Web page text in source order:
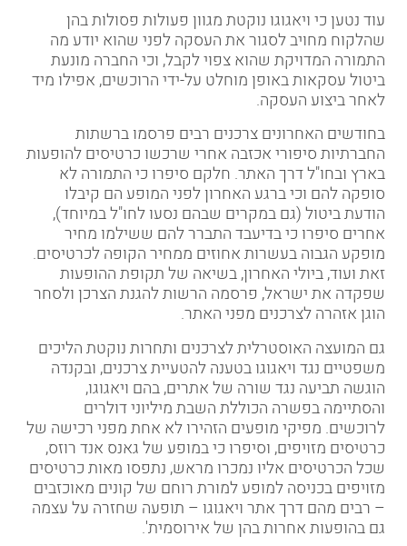
עוד נטען כי ויאגוגו נוקטת מגוון פעולות פסולות בהן
שהלקוח מחויב לסגור את העסקה לפני שהוא יודע מה
התמורה המדויקת שהוא צפוי לקבל, וכי החברה מונעת
ביטול עסקאות באופן מוחלט על-ידי הרוכשים, אפילו מיד
לאחר ביצוע העסקה.
בחודשים האחרונים צרכנים רבים פרסמו ברשתות
החברתיות סיפורי אכזבה אחרי שרכשו כרטיסים להופעות
בארץ ובחו"ל דרך האתר. חלקם סיפרו כי התמורה לא
סופקה להם וכי ברגע האחרון לפני המופע הם קיבלו
הודעת ביטול (גם במקרים שבהם נסעו לחו"ל במיוחד),
אחרים סיפרו כי בדיעבד התברר להם ששילמו מחיר
מופקע הגבוה בעשרות אחוזים ממחיר הקופה לכרטיסים.
זאת ועוד, ביולי האחרון, בשיאה של תקופת ההופעות
שפקדה את ישראל, פרסמה הרשות להגנת הצרכן ולסחר
הוגן אזהרה לצרכנים מפני האתר.
גם המועצה האוסטרלית לצרכנים ותחרות נוקטת הליכים
משפטיים נגד ויאגוגו בטענה להטעיית צרכנים, ובקנדה
הוגשה תביעה נגד שורה של אתרים, בהם ויאגוגו,
והסתיימה בפשרה הכוללת השבת מיליוני דולרים
לרוכשים. מפיקי מופעים הזהירו לא אחת מפני רכישה של
כרטיסים מזויפים, וסיפרו כי במופע של גאנס אנד רוזס,
שכל הכרטיסים אליו נמכרו מראש, נתפסו מאות כרטיסים
מזויפים בכניסה למופע למורת רוחם של קונים מאוכזבים
– רבים מהם דרך אתר ויאגוגו – תופעה שחזרה על עצמה
גם בהופעות אחרות בהן של אירוסמית'.